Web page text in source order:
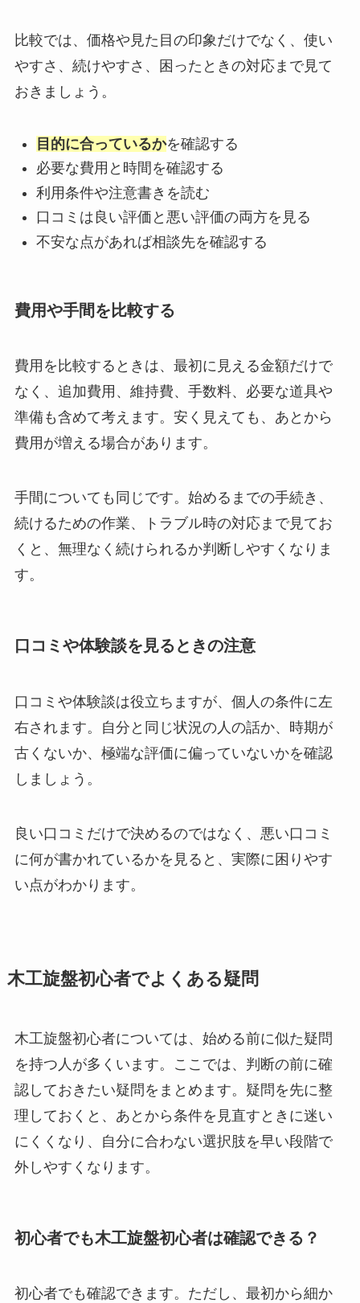
比較では、価格や見た目の印象だけでなく、使い
やすさ、続けやすさ、困ったときの対応まで見て
おきましょう。
目的に合っているかを確認する
必要な費用と時間を確認する
利用条件や注意書きを読む
口コミは良い評価と悪い評価の両方を見る
不安な点があれば相談先を確認する
費用や手間を比較する
費用を比較するときは、最初に見える金額だけで
なく、追加費用、維持費、手数料、必要な道具や
準備も含めて考えます。安く見えても、あとから
費用が増える場合があります。
手間についても同じです。始めるまでの手続き、
続けるための作業、トラブル時の対応まで見てお
くと、無理なく続けられるか判断しやすくなりま
す。
口コミや体験談を見るときの注意
口コミや体験談は役立ちますが、個人の条件に左
右されます。自分と同じ状況の人の話か、時期が
古くないか、極端な評価に偏っていないかを確認
しましょう。
良い口コミだけで決めるのではなく、悪い口コミ
に何が書かれているかを見ると、実際に困りやす
い点がわかります。
木工旋盤初心者でよくある疑問
木工旋盤初心者については、始める前に似た疑問
を持つ人が多くいます。ここでは、判断の前に確
認しておきたい疑問をまとめます。疑問を先に整
理しておくと、あとから条件を見直すときに迷い
にくくなり、自分に合わない選択肢を早い段階で
外しやすくなります。
初心者でも木工旋盤初心者は確認できる？
初心者でも確認できます。ただし、最初から細か